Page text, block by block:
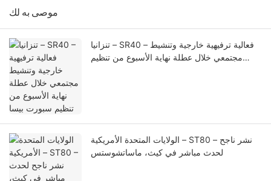
موصى به لك
تنزانيا – SR40 – فعالية ترفيهية خارجية وتنشيط
مجتمعي خلال عطلة نهاية الأسبوع من تنظيم
الولايات المتحدة الأمريكية – ST80 – نشر ناجح
لحدث مباشر في كيث، ماساتشوستس